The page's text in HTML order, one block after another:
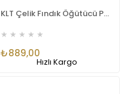
KLT Çelik Fındık Öğütücü Peynir Rendesi Değirmen Seti
★ ★ ★ ★ ★
₺889,00
Hızlı Kargo